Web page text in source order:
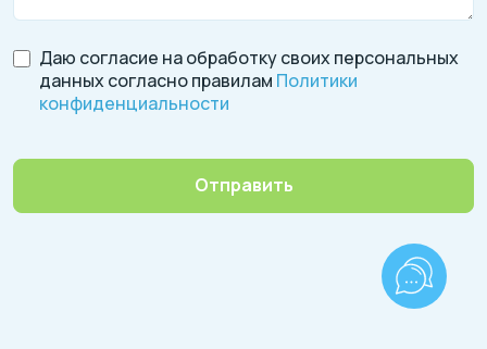
Даю согласие на обработку своих персональных
данных согласно правилам Политики
конфиденциальности
Отправить